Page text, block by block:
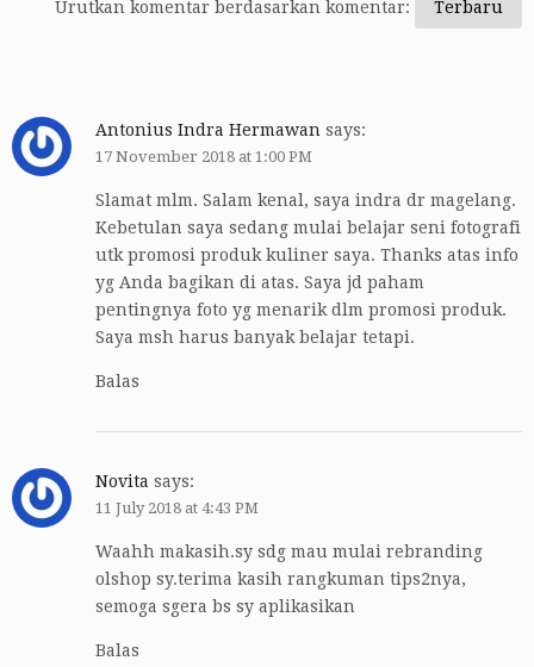
Urutkan komentar berdasarkan komentar:
Antonius Indra Hermawan says:
17 November 2018 at 1:00 PM
Slamat mlm. Salam kenal, saya indra dr magelang.
Kebetulan saya sedang mulai belajar seni fotografi
utk promosi produk kuliner saya. Thanks atas info
yg Anda bagikan di atas. Saya jd paham
pentingnya foto yg menarik dlm promosi produk.
Saya msh harus banyak belajar tetapi.
Balas
Novita says:
11 July 2018 at 4:43 PM
Waahh makasih.sy sdg mau mulai rebranding
olshop sy.terima kasih rangkuman tips2nya,
semoga sgera bs sy aplikasikan
Balas